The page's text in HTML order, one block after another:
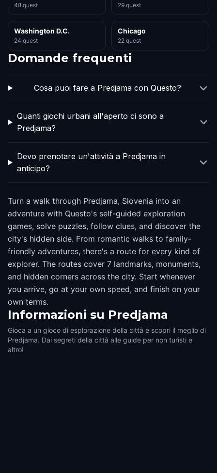
48 quest 29 quest
Washington D.C.
24 quest
Chicago
22 quest
Domande frequenti
Cosa puoi fare a Predjama con Questo?
Quanti giochi urbani all'aperto ci sono a
Predjama?
Devo prenotare un'attività a Predjama in
anticipo?
Turn a walk through Predjama, Slovenia into an
adventure with Questo's self-guided exploration
games, solve puzzles, follow clues, and discover the
city's hidden side. From romantic walks to family-
friendly adventures, there's a route for every kind of
explorer. The routes cover 7 landmarks, monuments,
and hidden corners across the city. Start whenever
you arrive, go at your own speed, and finish on your
own terms.
Informazioni su Predjama
Gioca a un gioco di esplorazione della città e scopri il meglio di
Predjama. Dai segreti della città alle guide per non turisti e
altro!